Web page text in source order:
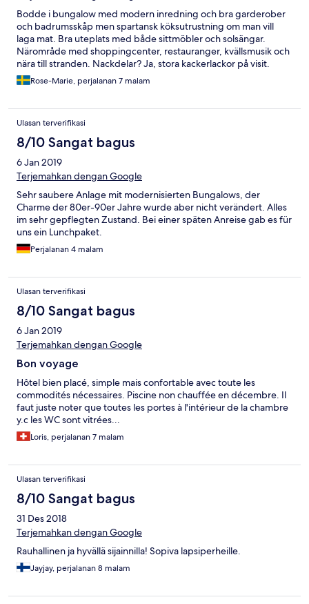
Bodde i bungalow med modern inredning och bra garderober
och badrumsskåp men spartansk köksutrustning om man vill
laga mat. Bra uteplats med både sittmöbler och solsängar.
Närområde med shoppingcenter, restauranger, kvällsmusik och
nära till stranden. Nackdelar? Ja, stora kackerlackor på visit.
Saknade bagagerum.
Rose-Marie, perjalanan 7 malam
Ulasan terverifikasi
8/10 Sangat bagus
6 Jan 2019
Terjemahkan dengan Google
Sehr saubere Anlage mit modernisierten Bungalows, der
Charme der 80er-90er Jahre wurde aber nicht verändert. Alles
im sehr gepflegten Zustand. Bei einer späten Anreise gab es für
uns ein Lunchpaket.
Perjalanan 4 malam
Ulasan terverifikasi
8/10 Sangat bagus
6 Jan 2019
Terjemahkan dengan Google
Bon voyage
Hôtel bien placé, simple mais confortable avec toute les
commodités nécessaires. Piscine non chauffée en décembre. Il
faut juste noter que toutes les portes à l'intérieur de la chambre
y.c les WC sont vitrées...
Loris, perjalanan 7 malam
Ulasan terverifikasi
8/10 Sangat bagus
31 Des 2018
Terjemahkan dengan Google
Rauhallinen ja hyvällä sijainnilla! Sopiva lapsiperheille.
Jayjay, perjalanan 8 malam